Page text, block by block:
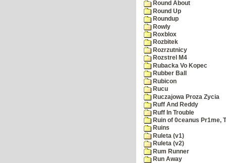
Round About
Round Up
Roundup
Rowly
Roxblox
Rozbitek
Rozrzutnicy
Rozstrel M4
Rubacka Vo Kopec
Rubber Ball
Rubicon
Rucu
Ruczajowa Proza Zycia
Ruff And Reddy
Ruff In Trouble
Ruin of 0ceanus Pr1me,
Ruins
Ruleta (v1)
Ruleta (v2)
Rum Runner
Run Away